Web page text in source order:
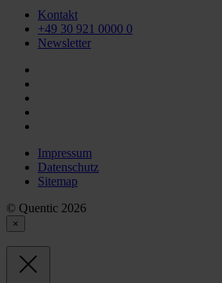
Kontakt
+49 30 921 0000 0
Newsletter
Impressum
Datenschutz
Sitemap
© Quentic 2026
×